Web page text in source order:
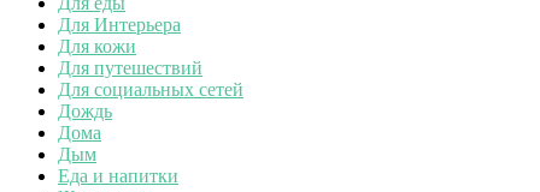
Для Интерьера
Для кожи
Для путешествий
Для социальных сетей
Дождь
Дома
Дым
Еда и напитки